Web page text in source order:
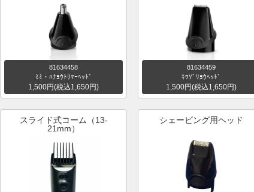
81634458
ﾐﾐ・ﾊﾅﾖｳﾄﾘﾏｰﾍｯﾄﾞ
1,500円(税込1,650円)
81634459
ｷﾜｿﾞﾘﾖｳﾍｯﾄﾞ
1,500円(税込1,650円)
スライド式コーム（13-
21mm）
シェービング用ヘッド